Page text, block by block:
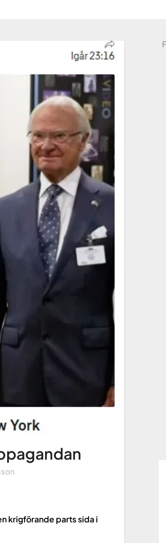
krigförande parts sida i